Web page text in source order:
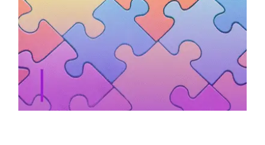
“Et si je trouvais enfin ce que je veux
faire de ma vie” : le carnet d’orientation
et de vocation d’Isabelle Servant pour
explorer son potentiel